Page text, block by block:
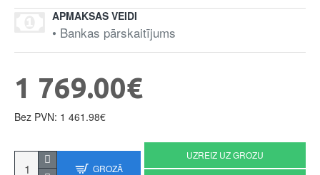
APMAKSAS VEIDI
• Bankas pārskaitījums
1 769.00€
Bez PVN: 1 461.98€
GROZĀ
UZREIZ UZ GROZU